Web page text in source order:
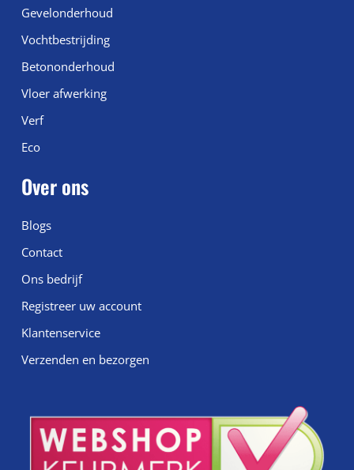
Gevelonderhoud
Vochtbestrijding
Betononderhoud
Vloer afwerking
Verf
Eco
Over ons
Blogs
Contact
Ons bedrijf
Registreer uw account
Klantenservice
Verzenden en bezorgen